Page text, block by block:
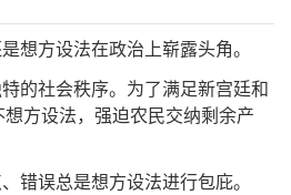
想方设法在政治上崭露头角。
的社会秩序。为了满足新宫廷和
方设法，强迫农民交纳剩余产
错误总是想方设法进行包庇。